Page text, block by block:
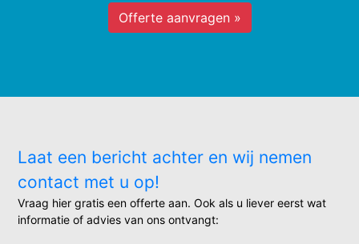
Offerte aanvragen »
Laat een bericht achter en wij nemen
contact met u op!
Vraag hier gratis een offerte aan. Ook als u liever eerst wat
informatie of advies van ons ontvangt: